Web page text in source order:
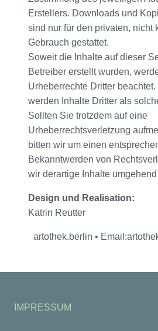
Erstellers. Downloads und
sind nur für den privaten, nicht
Gebrauch gestattet.
Soweit die Inhalte auf dieser
Betreiber erstellt wurden,
Urheberrechte Dritter
werden Inhalte Dritter als
Sollten Sie trotzdem auf eine
Urheberrechtsverletzung
bitten wir um einen
Bekanntwerden von
wir derartige Inhalte
Design und Realisation:
Katrin Reutter
artothek.berlin • Email:
IMPRESSUM